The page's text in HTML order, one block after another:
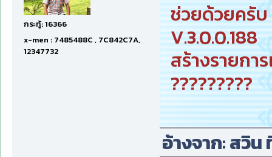
กระทู้: 16366
x-men : 7485488C , 7C842C7A,
12347732
ช่วยด้วยครับ
V.3.0.0.188
สร้างรายกา
?????????
อ้างจาก: สวิน